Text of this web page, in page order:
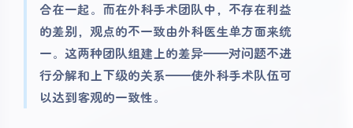
合在一起。而在外科手术团队中，不存在利益
的差别，观点的不一致由外科医生单方面来统
一。这两种团队组建上的差异——对问题不进
行分解和上下级的关系——使外科手术队伍可
以达到客观的一致性。